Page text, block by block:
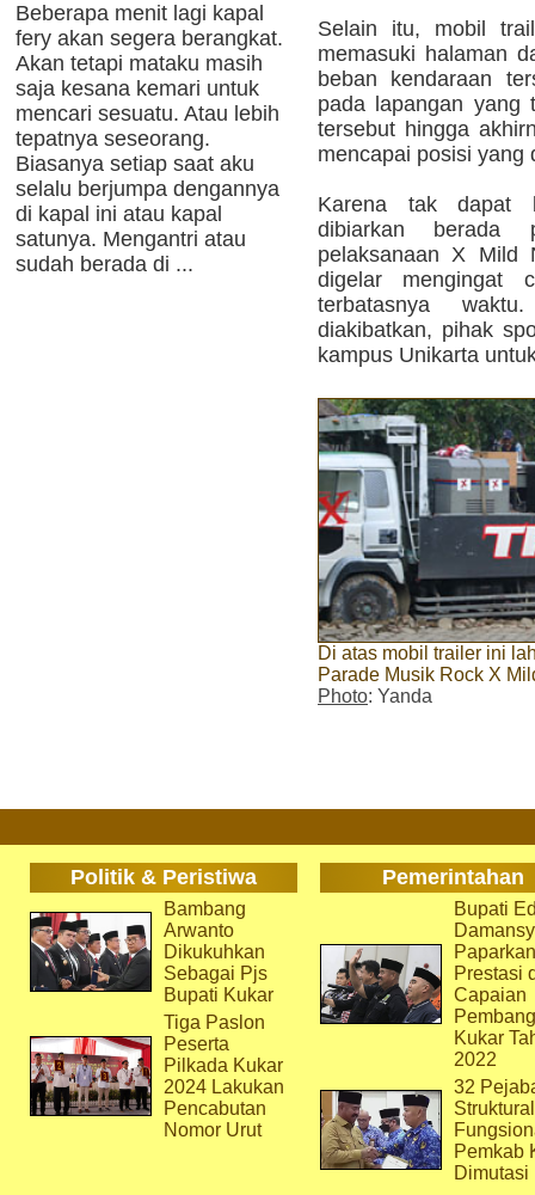
Beberapa menit lagi kapal
fery akan segera berangkat.
Akan tetapi mataku masih
saja kesana kemari untuk
mencari sesuatu. Atau lebih
tepatnya seseorang.
Biasanya setiap saat aku
selalu berjumpa dengannya
di kapal ini atau kapal
satunya. Mengantri atau
sudah berada di ...
Selain itu, mobil
memasuki halaman
beban kendaraan
pada lapangan
tersebut hingga
mencapai posisi yang
Karena tak dapat
dibiarkan berada
pelaksanaan X Mild
digelar mengingat
terbatasnya
diakibatkan, pihak
kampus Unikarta
Di atas mobil trailer ini
Parade Musik Rock X
Photo: Yanda
Politik & Peristiwa Pemerintahan
Bambang
Arwanto
Dikukuhkan
Sebagai Pjs
Bupati Kukar
Tiga Paslon
Peserta
Pilkada Kukar
2024 Lakukan
Pencabutan
Nomor Urut
Bupati
Paparkan
Prestasi
Capaian
Kukar
2022
32
Pemkab
Dimutasi